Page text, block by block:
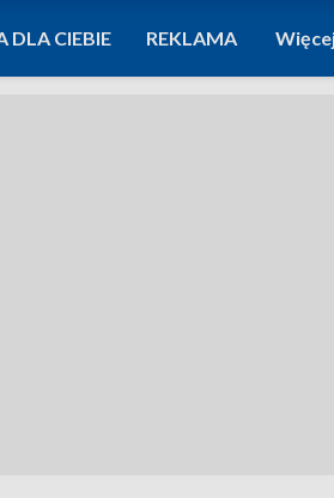
DLA CIEBIE REKLAMA